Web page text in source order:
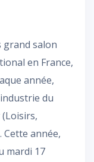
grand salon
en France,
année,
du
Cette année,
mardi 17